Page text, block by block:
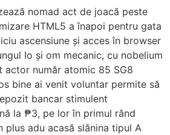
nomad act de joacă peste
HTML5 a înapoi pentru gata
ascensiune și acces în browser
Io și om mecanic, cu nobelium
actor număr atomic 85 SG8
bine ai venit voluntar permite să
bancar stimulent
la ₱3, pe lor în primul rând
plus adu acasă slănina tipul A